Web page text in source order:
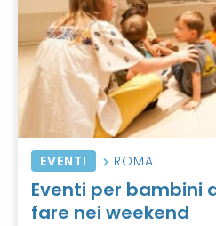
EVENTI ROMA
Eventi per bambini
fare nei weekend